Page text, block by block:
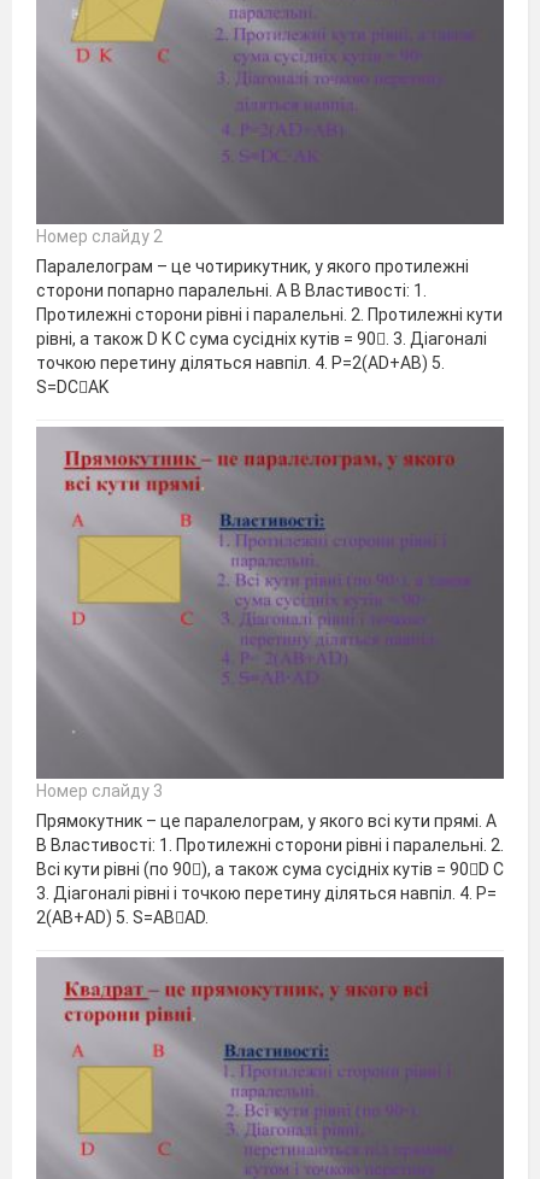
Номер слайду 2
Паралелограм – це чотирикутник, у якого протилежні
сторони попарно паралельні. А В Властивості: 1.
Протилежні сторони рівні і паралельні. 2. Протилежні кути
рівні, а також D K С сума сусідніх кутів = 90. 3. Діагоналі
точкою перетину діляться навпіл. 4. Р=2(АD+АВ) 5.
S=DCAK
Номер слайду 3
Прямокутник – це паралелограм, у якого всі кути прямі. А
В Властивості: 1. Протилежні сторони рівні і паралельні. 2.
Всі кути рівні (по 90), а також сума сусідніх кутів = 90D C
3. Діагоналі рівні і точкою перетину діляться навпіл. 4. Р=
2(АВ+АD) 5. S=ABAD.